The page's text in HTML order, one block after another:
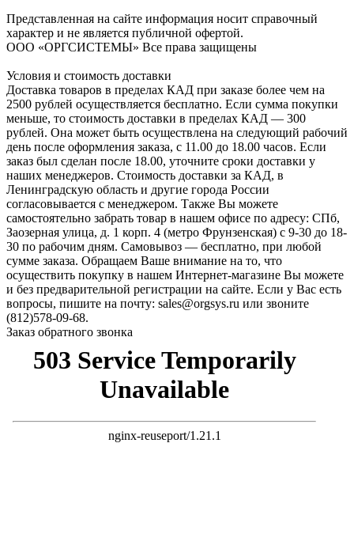
Представленная на сайте информация носит справочный
характер и не является публичной офертой.
ООО «ОРГСИСТЕМЫ» Все права защищены
Условия и стоимость доставки
Доставка товаров в пределах КАД при заказе более чем на
2500 рублей осуществляется бесплатно. Если сумма покупки
меньше, то стоимость доставки в пределах КАД — 300
рублей. Она может быть осуществлена на следующий рабочий
день после оформления заказа, с 11.00 до 18.00 часов. Если
заказ был сделан после 18.00, уточните сроки доставки у
наших менеджеров. Стоимость доставки за КАД, в
Ленинградскую область и другие города России
согласовывается с менеджером. Также Вы можете
самостоятельно забрать товар в нашем офисе по адресу: СПб,
Заозерная улица, д. 1 корп. 4 (метро Фрунзенская) с 9-30 до 18-
30 по рабочим дням. Самовывоз — бесплатно, при любой
сумме заказа. Обращаем Ваше внимание на то, что
осуществить покупку в нашем Интернет-магазине Вы можете
и без предварительной регистрации на сайте. Если у Вас есть
вопросы, пишите на почту: sales@orgsys.ru или звоните
(812)578-09-68.
Заказ обратного звонка